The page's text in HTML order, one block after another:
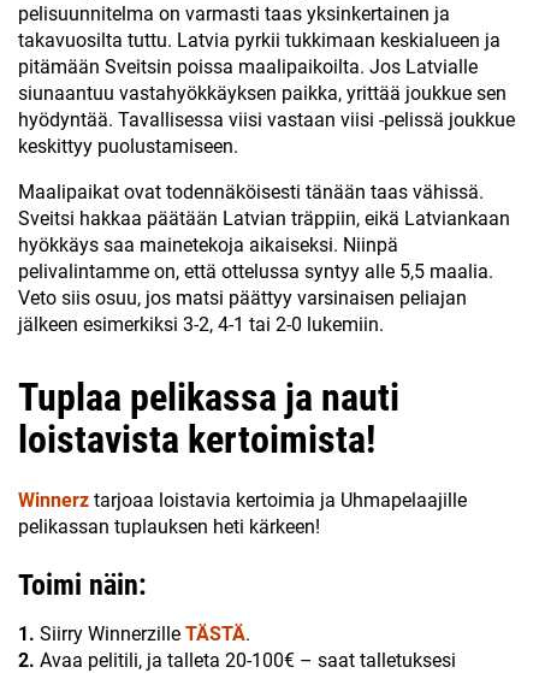
pelisuunnitelma on varmasti taas yksinkertainen ja
takavuosilta tuttu. Latvia pyrkii tukkimaan keskialueen ja
pitämään Sveitsin poissa maalipaikoilta. Jos Latvialle
siunaantuu vastahyökkäyksen paikka, yrittää joukkue sen
hyödyntää. Tavallisessa viisi vastaan viisi -pelissä joukkue
keskittyy puolustamiseen.
Maalipaikat ovat todennäköisesti tänään taas vähissä.
Sveitsi hakkaa päätään Latvian träppiin, eikä Latviankaan
hyökkäys saa mainetekoja aikaiseksi. Niinpä
pelivalintamme on, että ottelussa syntyy alle 5,5 maalia.
Veto siis osuu, jos matsi päättyy varsinaisen peliajan
jälkeen esimerkiksi 3-2, 4-1 tai 2-0 lukemiin.
Tuplaa pelikassa ja nauti
loistavista kertoimista!
Winnerz tarjoaa loistavia kertoimia ja Uhmapelaajille
pelikassan tuplauksen heti kärkeen!
Toimi näin:
1. Siirry Winnerzille TÄSTÄ.
2. Avaa pelitili, ja talleta 20-100€ – saat talletuksesi